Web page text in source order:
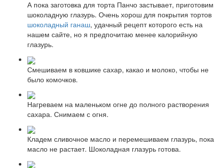
А пока заготовка для торта Панчо застывает, приготовим
шоколадную глазурь. Очень хорош для покрытия тортов
шоколадный ганаш, удачный рецепт которого есть на
нашем сайте, но я предпочитаю менее калорийную
глазурь.
Смешиваем в ковшике сахар, какао и молоко, чтобы не
было комочков.
Нагреваем на маленьком огне до полного растворения
сахара. Снимаем с огня.
Кладем сливочное масло и перемешиваем глазурь, пока
масло не растает. Шоколадная глазурь готова.